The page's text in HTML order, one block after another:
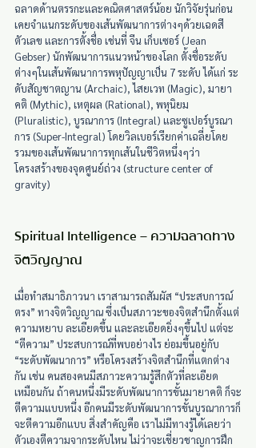
ฉลาดด้านตรรกะและคณิตศาสตร์น้อย นักวิจัยรุ่นก่อน
เคยจำแนกระดับของเส้นพัฒนาการต่างๆด้วยเฉดสี
ตัวเลข และการตั้งชื่อ เช่นที่ จีน เก็บเซอร์ (Jean
Gebser) นักพัฒนาการแนวหน้าของโลก ตั้งชื่อระดับ
ต่างๆในเส้นพัฒนาการพหุปัญญาเป็น 7 ระดับ ได้แก่ ระ
ดับสัญชาตญาน (Archaic), ไสยเวท (Magic), มายา
คติ (Mythic), เหตุผล (Rational), พหุนิยม
(Pluralistic), บูรณาการ (Integral) และซูเปอร์บูรณา
การ (Super-Integral) โดยวิลเบอร์เรียกค่าเฉลี่ยโดย
รวมของเส้นพัฒนาการทุกเส้นในชีวิตหนึ่งๆว่า
โครงสร้างของจุดศูนย์ถ่วง (structure center of
gravity)
Spiritual Intelligence – ความฉลาดทาง
จิตวิญญาณ
เมื่อทำสมาธิภาวนา เราสามารถสัมผัส “ประสบการณ์
ตรง” ทางจิตวิญญาณ ซึ่งเป็นสภาวะของจิตสำนึกตั้งแต่
ความหยาบ ละเอียดขึ้น และละเอียดยิ่งๆขึ้นไป แต่จะ
“ตีความ” ประสบการณ์ที่พบอย่างไร ย่อมขึ้นอยู่กับ
“ระดับพัฒนาการ” หรือโครงสร้างจิตสำนึกที่แตกต่าง
กัน เช่น คนสองคนมีสภาวะความรู้สึกตัวที่ละเอียด
เหมือนกัน ถ้าคนหนึ่งมีระดับพัฒนาการขั้นมายาคติ ก็จะ
ตีความแบบหนึ่ง อีกคนมีระดับพัฒนาการขั้นบูรณาการก็
จะตีความอีกแบบ สิ่งสำคัญคือ เราไม่มีทางรู้ได้เลยว่า
ตัวเองตีความจากระดับไหน ไม่ว่าจะเชี่ยวชาญการฝึก